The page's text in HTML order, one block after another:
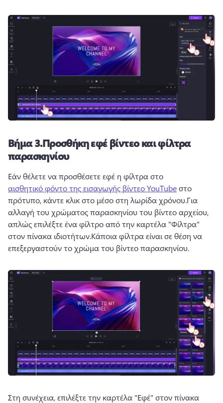
Βήμα 3.Προσθήκη εφέ βίντεο και φίλτρα
παρασκηνίου
Εάν θέλετε να προσθέσετε εφέ η φίλτρα στο
αισθητικό φόντο της εισαγωγής βίντεο YouTube στο
πρότυπο, κάντε κλικ στο μέσο στη λωρίδα χρόνου.Για
αλλαγή του χρώματος παρασκηνίου του βίντεο αρχείου,
απλώς επιλέξτε ένα φίλτρο από την καρτέλα "Φίλτρα"
στον πίνακα ιδιοτήτων.Κάποια φίλτρα είναι σε θέση να
επεξεργαστούν το χρώμα του βίντεο παρασκηνίου.
Στη συνέχεια, επιλέξτε την καρτέλα "Εφέ" στον πίνακα